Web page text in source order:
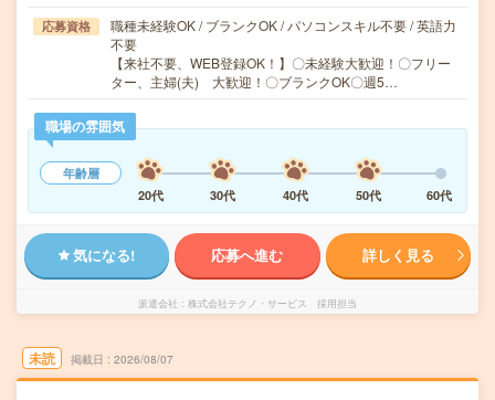
応募資格
職種未経験OK / ブランクOK / パソコンスキル不要 / 英語力
不要
【来社不要、WEB登録OK！】〇未経験大歓迎！〇フリー
ター、主婦(夫) 大歓迎！〇ブランクOK〇週5…
職場の雰囲気
年齢層
20代
30代 40代 50代 60代
気になる! 応募へ進む 詳しく見る
派遣会社 株式会社テクノ・サービス 採用担当
未読 掲載日 2026/08/07